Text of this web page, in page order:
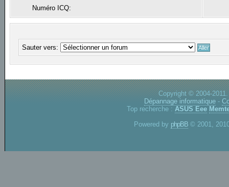
Numéro ICQ:
Sauter vers:
Copyright © 2004-
Dépannage informatique -
Top recherche : ASUS Eee
Powered by phpBB © 2001,